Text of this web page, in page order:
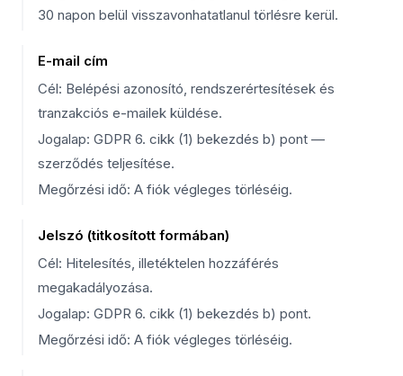
30 napon belül visszavonhatatlanul törlésre kerül.
E-mail cím
Cél: Belépési azonosító, rendszerértesítések és
tranzakciós e-mailek küldése.
Jogalap: GDPR 6. cikk (1) bekezdés b) pont —
szerződés teljesítése.
Megőrzési idő: A fiók végleges törléséig.
Jelszó (titkosított formában)
Cél: Hitelesítés, illetéktelen hozzáférés
megakadályozása.
Jogalap: GDPR 6. cikk (1) bekezdés b) pont.
Megőrzési idő: A fiók végleges törléséig.